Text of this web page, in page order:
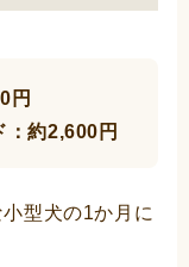
円
：約2,600円
型犬の1か月に